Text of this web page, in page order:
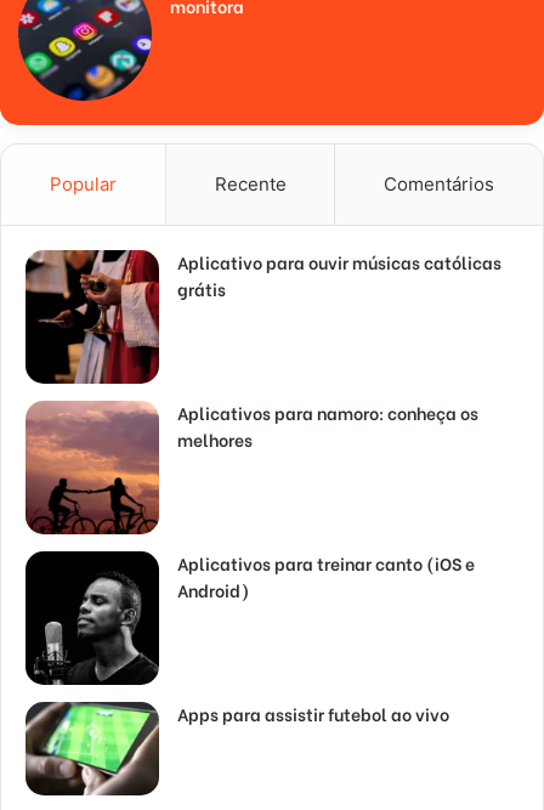
monitora
Popular Recente Comentários
Aplicativo para ouvir músicas católicas
grátis
Aplicativos para namoro: conheça os
melhores
Aplicativos para treinar canto (iOS e
Android)
Apps para assistir futebol ao vivo